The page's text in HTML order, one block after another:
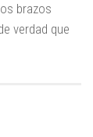
brazos
verdad que